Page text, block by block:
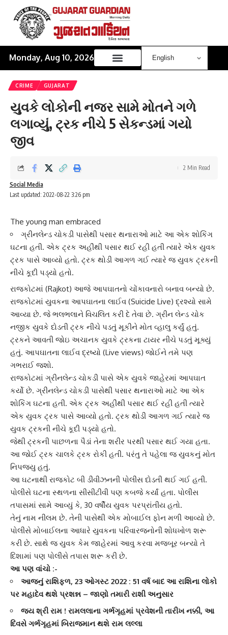
Monday, Aug 10, 2026
CRIME GUJARAT
યુવકે લોકોની નજર સામે મોતને ગળે
લગાવ્યું, ટ્રક નીચે 5 સેકન્ડમાં ગયો
જીવ
Last updated: 2022-08-22 3:26 pm
Social Media
2 Min Read
The young man embraced
ગ્રીનલેન્ડ ચોકડી પાસેથી પસાર થનારાઓ માટે આ એક શોકિંગ
ઘટના હતી. એક ટ્રક અહીંથી પસાર થઈ રહી હતી ત્યારે એક યુવક
ટ્રક પાસે આવ્યો હતો. ટ્રક થોડી આગળ ગઈ ત્યારે જ યુવક ટ્રકની
નીચે કૂદી પડ્યો હતો.
રાજકોટમાં (Rajkot) આજે આપઘાતનો ચોંકાવનારો બનાવ બન્યો છે.
રાજકોટમાં યુવકના આપઘાતના લાઈવ (Suicide Live) દ્રશ્યો સામે
આવ્યા છે. જે ભલભલાને વિચલિત કરી દે તેવા છે. ગ્રીન લેન્ડ ચોક
નજીક યુવકે દોડતી ટ્રક નીચે પડતું મૂકીને મોત વ્હાલુ કર્યું હતું.
ટ્રકને આવતી જોઇ અચાનક યુવકે ટ્રકના ટાયર નીચે પડતું મૂક્યું
હતું. આપઘાતના લાઈવ દ્રષ્યો (Live views) જોઈને તમે પણ
ગભરાઈ જશો.
રાજકોટમાં ગ્રીનલેન્ડ ચોકડી પાસે એક યુવકે જાહેરમાં આપઘાત
કર્યો છે. ગ્રીનલેન્ડ ચોકડી પાસેથી પસાર થનારાઓ માટે આ એક
શોકિંગ ઘટના હતી. એક ટ્રક અહીંથી પસાર થઈ રહી હતી ત્યારે
એક યુવક ટ્રક પાસે આવ્યો હતો. ટ્રક થોડી આગળ ગઈ ત્યારે જ
યુવક ટ્રકની નીચે કૂદી પડ્યો હતો.
જેથી ટ્રકની પાછળના પૈડાં તેના શરીર પરથી પસાર થઈ ગયા હતા.
આ જોઈ ટ્રક ચાલકે ટ્રક રોકી હતી. પરંતુ તે પહેલા જ યુવકનું મોત
નિપજ્યુ હતું.
આ ઘટનાથી રાજકોટ બી ડીવીઝનની પોલીસ દોડતી થઈ ગઈ હતી.
પોલીસે ઘટના સ્થળના સીસીટીવી પણ કબજે કર્યાં હતા. પોલીસ
તપાસમાં સામે આવ્યું કે, 30 વર્ષીય યુવક પરપ્રાંતીય હતો.
તેનું નામ નીલમ છે. તેની પાસેથી એક મોબાઈલ ફોન મળી આવ્યો છે.
પોલીસે મોબાઈલના આધારે યુવકના પરિવારજનોની શોધખોળ શરૂ
કરી છે. સાથે જ યુવક કેમ જાહેરમાં આવુ કરવા મજબૂર બન્યો તે
દિશામાં પણ પોલીસે તપાસ શરૂ કરી છે.
આ પણ વાંચો :-
આજનું રાશિફળ, 23 ઓગસ્ટ 2022 : 51 વર્ષ બાદ આ રાશિના લોકો
પર મહાદેવ થશે પ્રશન્ન – જાણો તમારી રાશી અનુસાર
જય શ્રી રામ ! રામલલાના ગર્ભગૃહમાં પ્રવેશની તારીખ નક્કી, આ
દિવસે ગર્ભગૃહમાં બિરાજમાન થશે રામ લલ્લા